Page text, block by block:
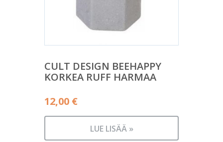
CULT DESIGN BEEHAPPY
KORKEA RUFF HARMAA
12,00 €
LUE LISÄÄ »